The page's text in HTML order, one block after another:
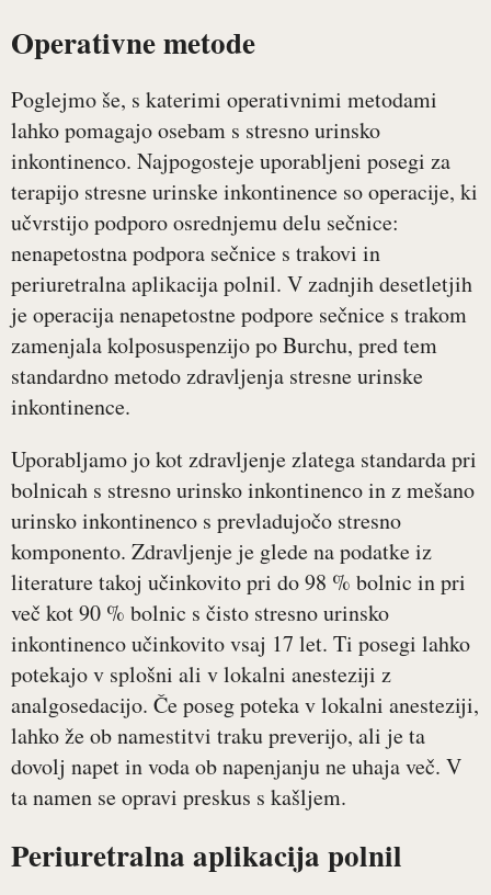
Operativne metode
Poglejmo še, s katerimi operativnimi metodami
lahko pomagajo osebam s stresno urinsko
inkontinenco. Najpogosteje uporabljeni posegi za
terapijo stresne urinske inkontinence so operacije, ki
učvrstijo podporo osrednjemu delu sečnice:
nenapetostna podpora sečnice s trakovi in
periuretralna aplikacija polnil. V zadnjih desetletjih
je operacija nenapetostne podpore sečnice s trakom
zamenjala kolposuspenzijo po Burchu, pred tem
standardno metodo zdravljenja stresne urinske
inkontinence.
Uporabljamo jo kot zdravljenje zlatega standarda pri
bolnicah s stresno urinsko inkontinenco in z mešano
urinsko inkontinenco s prevladujočo stresno
komponento. Zdravljenje je glede na podatke iz
literature takoj učinkovito pri do 98 % bolnic in pri
več kot 90 % bolnic s čisto stresno urinsko
inkontinenco učinkovito vsaj 17 let. Ti posegi lahko
potekajo v splošni ali v lokalni anesteziji z
analgosedacijo. Če poseg poteka v lokalni anesteziji,
lahko že ob namestitvi traku preverijo, ali je ta
dovolj napet in voda ob napenjanju ne uhaja več. V
ta namen se opravi preskus s kašljem.
Periuretralna aplikacija polnil